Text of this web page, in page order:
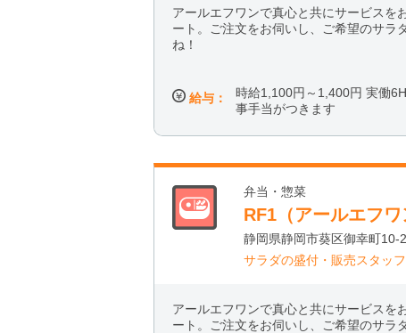
アールエフワンで真心と共にサービスを
ート。ご注文をお伺いし、ご希望のサラ
ね！
給与：
時給1,100円～1,400円 実働
事手当がつきます
弁当・惣菜
RF1（アールエフ
静岡県静岡市葵区御幸町
サラダの盛付・販売スタッ
アールエフワンで真心と共にサービスを
ート。ご注文をお伺いし、ご希望のサラ